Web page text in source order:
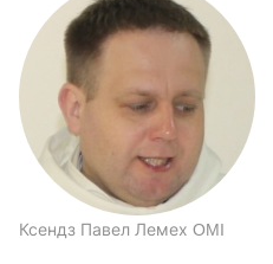
Ксендз Павел Лемех OMI